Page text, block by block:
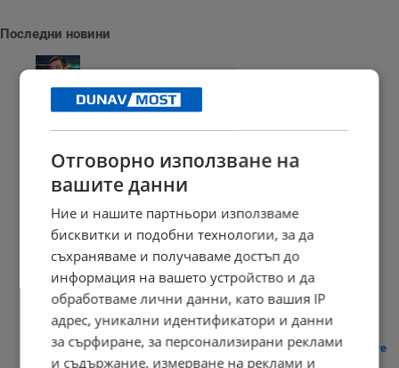
Последни новини
20:50 | 6.8.2026 г.
Умъртвиха най-опасната дива котка в Нова Зеландия
20:41 | 6.8.2026 г.
Шофьори пред дилема заради новите цени по бензиностанциите
Отговорно използване на
вашите данни
Ние и нашите партньори използваме
бисквитки и подобни технологии, за да
съхраняваме и получаваме достъп до
информация на вашето устройство и да
обработваме лични данни, като вашия IP
адрес, уникални идентификатори и данни
за сърфиране, за персонализирани реклами
и съдържание, измерване на реклами и